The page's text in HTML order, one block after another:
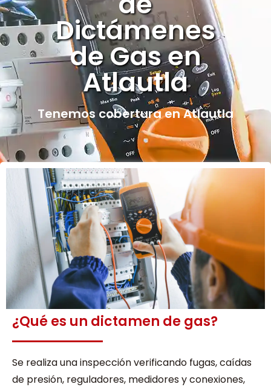
Dictámenes
de Gas en
Atlautla
Tenemos cobertura en Atlautla
¿Qué es un dictamen de gas?
Se realiza una inspección verificando fugas, caídas
de presión, reguladores, medidores y conexiones,